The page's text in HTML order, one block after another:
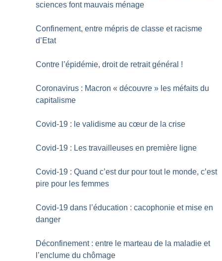
sciences font mauvais ménage
Confinement, entre mépris de classe et racisme
d’Etat
Contre l’épidémie, droit de retrait général !
Coronavirus : Macron « découvre » les méfaits du
capitalisme
Covid-19 : le validisme au cœur de la crise
Covid-19 : Les travailleuses en première ligne
Covid-19 : Quand c’est dur pour tout le monde, c’est
pire pour les femmes
Covid-19 dans l’éducation : cacophonie et mise en
danger
Déconfinement : entre le marteau de la maladie et
l’enclume du chômage